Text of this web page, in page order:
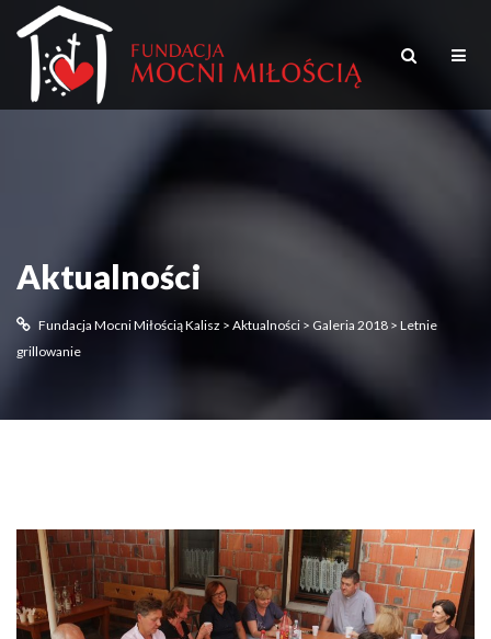
Aktualności
Fundacja Mocni Miłością Kalisz > Aktualności > Galeria 2018 > Letnie
grillowanie